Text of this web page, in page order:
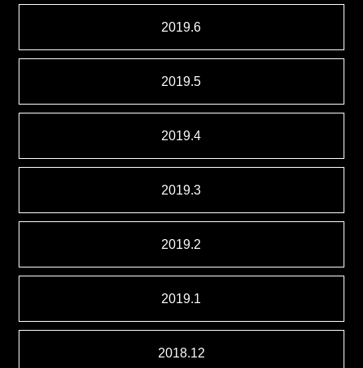
2019.6
2019.5
2019.4
2019.3
2019.2
2019.1
2018.12